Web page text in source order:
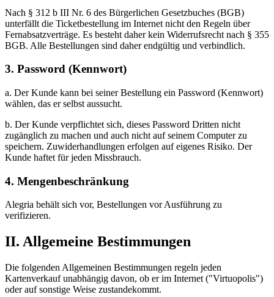
Nach § 312 b III Nr. 6 des Bürgerlichen Gesetzbuches (BGB)
unterfällt die Ticketbestellung im Internet nicht den Regeln über
Fernabsatzverträge. Es besteht daher kein Widerrufsrecht nach § 355
BGB. Alle Bestellungen sind daher endgültig und verbindlich.
3. Password (Kennwort)
a. Der Kunde kann bei seiner Bestellung ein Password (Kennwort)
wählen, das er selbst aussucht.
b. Der Kunde verpflichtet sich, dieses Password Dritten nicht
zugänglich zu machen und auch nicht auf seinem Computer zu
speichern. Zuwiderhandlungen erfolgen auf eigenes Risiko. Der
Kunde haftet für jeden Missbrauch.
4. Mengenbeschränkung
Alegria behält sich vor, Bestellungen vor Ausführung zu
verifizieren.
II. Allgemeine Bestimmungen
Die folgenden Allgemeinen Bestimmungen regeln jeden
Kartenverkauf unabhängig davon, ob er im Internet ("Virtuopolis")
oder auf sonstige Weise zustandekommt.